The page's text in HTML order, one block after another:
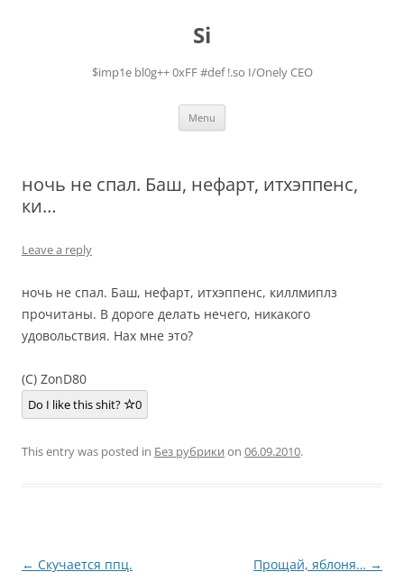
Si
$imp1e bl0g++ 0xFF #def !.so I/Onely CEO
Menu
ночь не спал. Баш, нефарт, итхэппенс,
ки…
Leave a reply
ночь не спал. Баш, нефарт, итхэппенс, киллмиплз
прочитаны. В дороге делать нечего, никакого
удовольствия. Нах мне это?
(C) ZonD80
Do I like this shit? 0
This entry was posted in Без рубрики on 06.09.2010.
Post
← Скучается ппц. Прощай, яблоня… →